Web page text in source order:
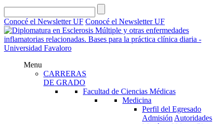
Conocé el Newsletter UF Conocé el Newsletter UF
Menu
CARRERAS
DE GRADO
Facultad de Ciencias Médicas
Medicina
Perfil del Egresado
Admisión Autoridades